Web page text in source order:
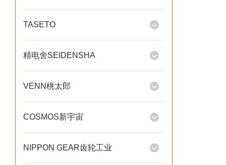
TASETO
精电舍SEIDENSHA
VENN桃太郎
COSMOS新宇宙
NIPPON GEAR齿轮工业